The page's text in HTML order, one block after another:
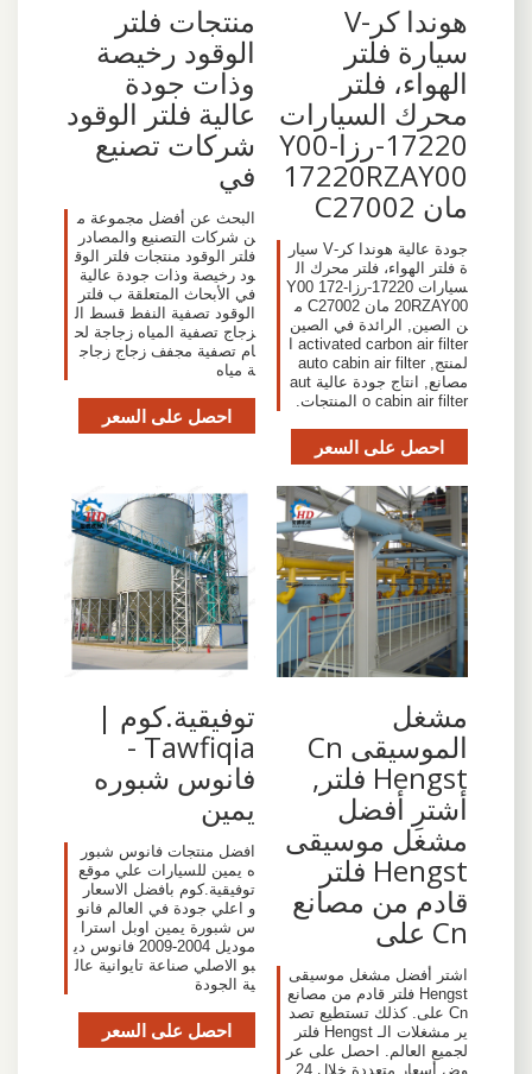
هوندا كر-V
سيارة فلتر
الهواء، فلتر
محرك السيارات
17220-رزا-Y00
17220RZAY00
مان C27002
جودة عالية هوندا كر-V سيار
ة فلتر الهواء، فلتر محرك ال
سيارات 17220-رزا-Y00 172
20RZAY00 مان C27002 م
ن الصين, الرائدة في الصين
activated carbon air filter ا
لمنتج, auto cabin air filter
مصانع, انتاج جودة عالية aut
o cabin air filter المنتجات.
احصل على السعر
منتجات فلتر
الوقود رخيصة
وذات جودة
عالية فلتر الوقود
شركات تصنيع
في
البحث عن أفضل مجموعة م
ن شركات التصنيع والمصادر
فلتر الوقود منتجات فلتر الوق
ود رخيصة وذات جودة عالية
في الأبحاث المتعلقة ب فلتر
الوقود تصفية النفط قسط ال
زجاج تصفية المياه زجاجة لح
ام تصفية مجفف زجاج زجاج
ة مياه
احصل على السعر
مشغل
الموسيقى Cn
Hengst فلتر,
أشترِ أفضل
مشغل موسيقى
Hengst فلتر
قادم من مصانع
Cn على
اشتر أفضل مشغل موسيقى
Hengst فلتر قادم من مصانع
Cn على. كذلك تستطيع تصد
ير مشغلات الـ Hengst فلتر
لجميع العالم. احصل على عر
وض أسعار متعددة خلال 24
توفيقية.كوم |
Tawfiqia -
فانوس شبوره
يمين
افضل منتجات فانوس شبور
ه يمين للسيارات علي موقع
توفيقية.كوم بافضل الاسعار
و اعلي جودة في العالم فانو
س شبورة يمين اوبل استرا
موديل 2004-2009 فانوس دي
بو الاصلي صناعة تايوانية عال
ية الجودة
احصل على السعر